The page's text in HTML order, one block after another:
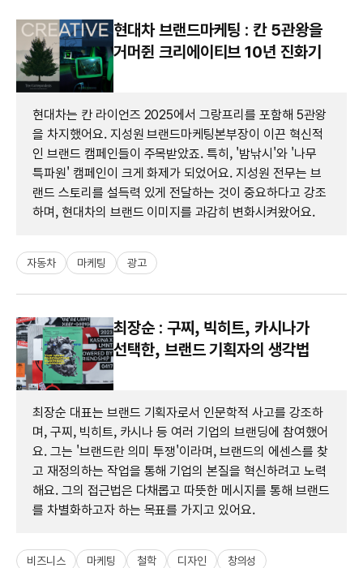
현대차 브랜드마케팅 : 칸 5관왕을
거머쥔 크리에이티브 10년 진화기
현대차는 칸 라이언즈 2025에서 그랑프리를 포함해 5관왕
을 차지했어요. 지성원 브랜드마케팅본부장이 이끈 혁신적
인 브랜드 캠페인들이 주목받았죠. 특히, '밤낚시'와 '나무
특파원' 캠페인이 크게 화제가 되었어요. 지성원 전무는 브
랜드 스토리를 설득력 있게 전달하는 것이 중요하다고 강조
하며, 현대차의 브랜드 이미지를 과감히 변화시켜왔어요.
자동차 마케팅 광고
최장순 : 구찌, 빅히트, 카시나가
선택한, 브랜드 기획자의 생각법
최장순 대표는 브랜드 기획자로서 인문학적 사고를 강조하
며, 구찌, 빅히트, 카시나 등 여러 기업의 브랜딩에 참여했어
요. 그는 '브랜드란 의미 투쟁'이라며, 브랜드의 에센스를 찾
고 재정의하는 작업을 통해 기업의 본질을 혁신하려고 노력
해요. 그의 접근법은 다채롭고 따뜻한 메시지를 통해 브랜드
를 차별화하고자 하는 목표를 가지고 있어요.
비즈니스 마케팅 철학 디자인 창의성